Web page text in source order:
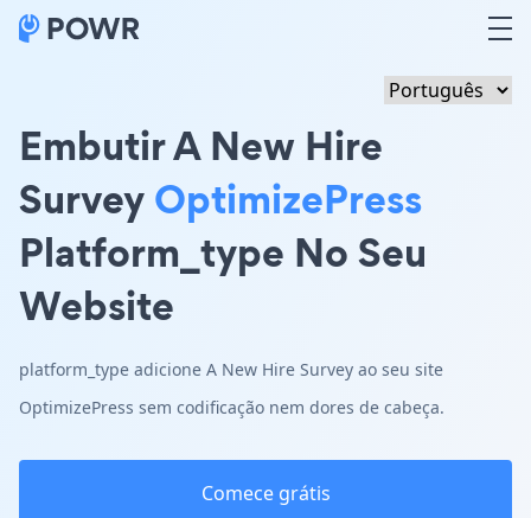
Embutir A New Hire
SurveyOptimizePress
Platform_type No Seu
Website
platform_type adicione A New Hire Survey ao seu site
OptimizePress sem codificação nem dores de cabeça.
Comece grátis